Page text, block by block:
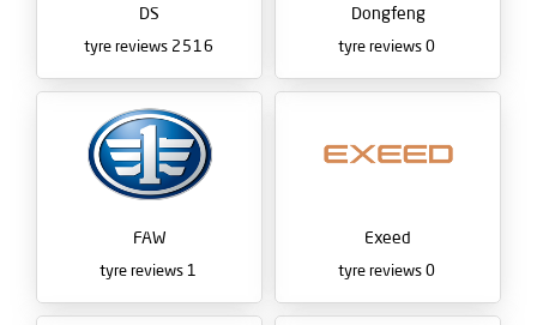
Dongfeng
0
tyre reviews
DS
2516
tyre reviews
Exeed
0
tyre reviews
FAW
1